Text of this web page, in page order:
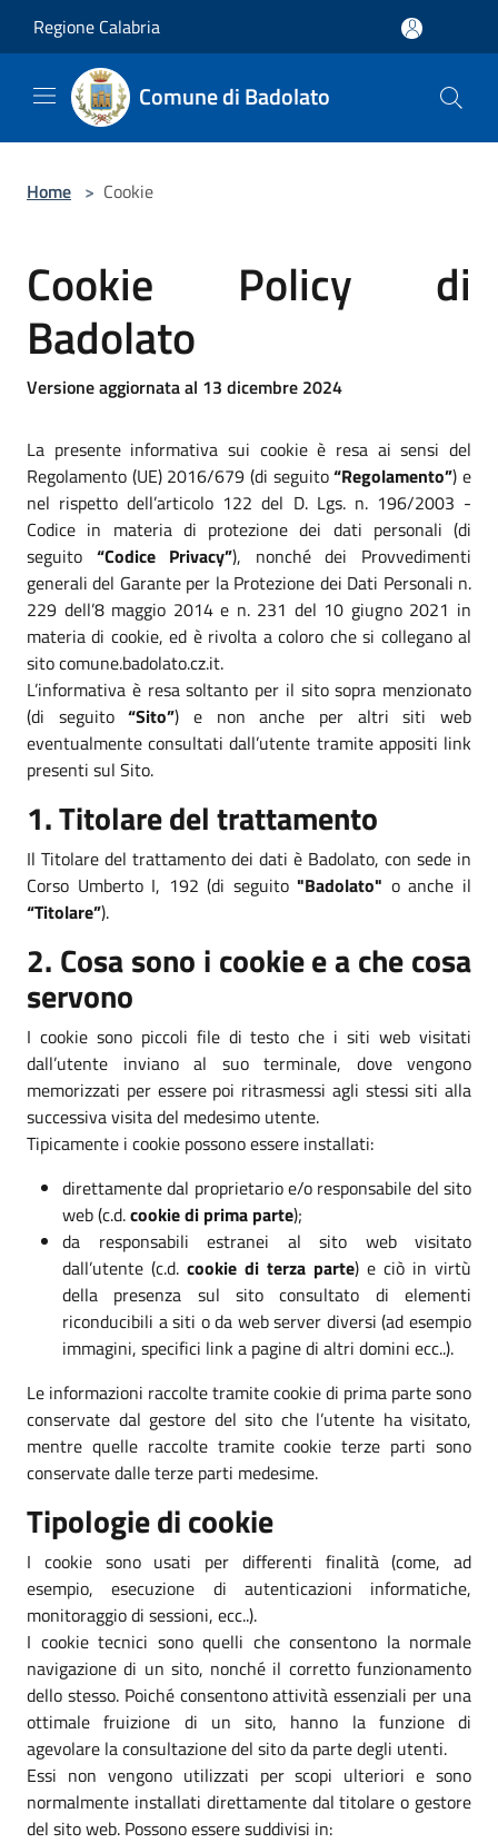
Regione Calabria
Comune di Badolato
Home > Cookie
Cookie Policy di
Badolato
Versione aggiornata al 13 dicembre 2024
La presente informativa sui cookie è resa ai sensi del
Regolamento (UE) 2016/679 (di seguito“Regolamento”) e
nel rispetto dell’articolo 122 del D. Lgs. n. 196/2003 -
Codice in materia di protezione dei dati personali (di
seguito “Codice Privacy”), nonché dei Provvedimenti
generali del Garante per la Protezione dei Dati Personali n.
229 dell’8 maggio 2014 e n. 231 del 10 giugno 2021 in
materia di cookie, ed è rivolta a coloro che si collegano al
sito comune.badolato.cz.it.
L’informativa è resa soltanto per il sito sopra menzionato
(di seguito“Sito”) e non anche per altri siti web
eventualmente consultati dall’utente tramite appositi link
presenti sul Sito.
1. Titolare del trattamento
Il Titolare del trattamento dei dati è Badolato, con sede in
Corso Umberto I, 192 (di seguito"Badolato" o anche il
“Titolare”).
2. Cosa sono i cookie e a che cosa
servono
I cookie sono piccoli file di testo che i siti web visitati
dall’utente inviano al suo terminale, dove vengono
memorizzati per essere poi ritrasmessi agli stessi siti alla
successiva visita del medesimo utente.
Tipicamente i cookie possono essere installati:
direttamente dal proprietario e/o responsabile del sito
web (c.d.cookie di prima parte);
da responsabili estranei al sito web visitato
dall’utente (c.d. cookie di terza parte) e ciò in virtù
della presenza sul sito consultato di elementi
riconducibili a siti o da web server diversi (ad esempio
immagini, specifici link a pagine di altri domini ecc..).
Le informazioni raccolte tramite cookie di prima parte sono
conservate dal gestore del sito che l’utente ha visitato,
mentre quelle raccolte tramite cookie terze parti sono
conservate dalle terze parti medesime.
Tipologie di cookie
I cookie sono usati per differenti finalità (come, ad
esempio, esecuzione di autenticazioni informatiche,
monitoraggio di sessioni, ecc..).
I cookie tecnici sono quelli che consentono la normale
navigazione di un sito, nonché il corretto funzionamento
dello stesso. Poiché consentono attività essenziali per una
ottimale fruizione di un sito, hanno la funzione di
agevolare la consultazione del sito da parte degli utenti.
Essi non vengono utilizzati per scopi ulteriori e sono
normalmente installati direttamente dal titolare o gestore
del sito web. Possono essere suddivisi in: